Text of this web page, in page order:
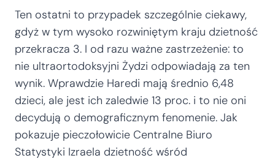
Ten ostatni to przypadek szczególnie ciekawy,
gdyż w tym wysoko rozwiniętym kraju dzietność
przekracza 3. I od razu ważne zastrzeżenie: to
nie ultraortodoksyjni Żydzi odpowiadają za ten
wynik. Wprawdzie Haredi mają średnio 6,48
dzieci, ale jest ich zaledwie 13 proc. i to nie oni
decydują o demograficznym fenomenie. Jak
pokazuje pieczołowicie Centralne Biuro
Statystyki Izraela dzietność wśród